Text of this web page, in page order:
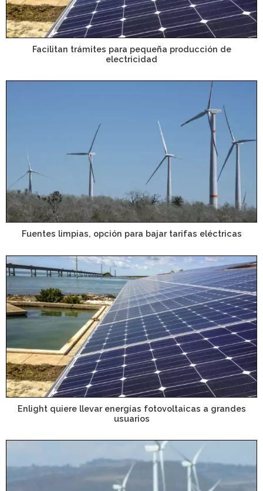
Facilitan trámites para pequeña producción de
electricidad
Fuentes limpias, opción para bajar tarifas eléctricas
Enlight quiere llevar energías fotovoltaicas a grandes
usuarios